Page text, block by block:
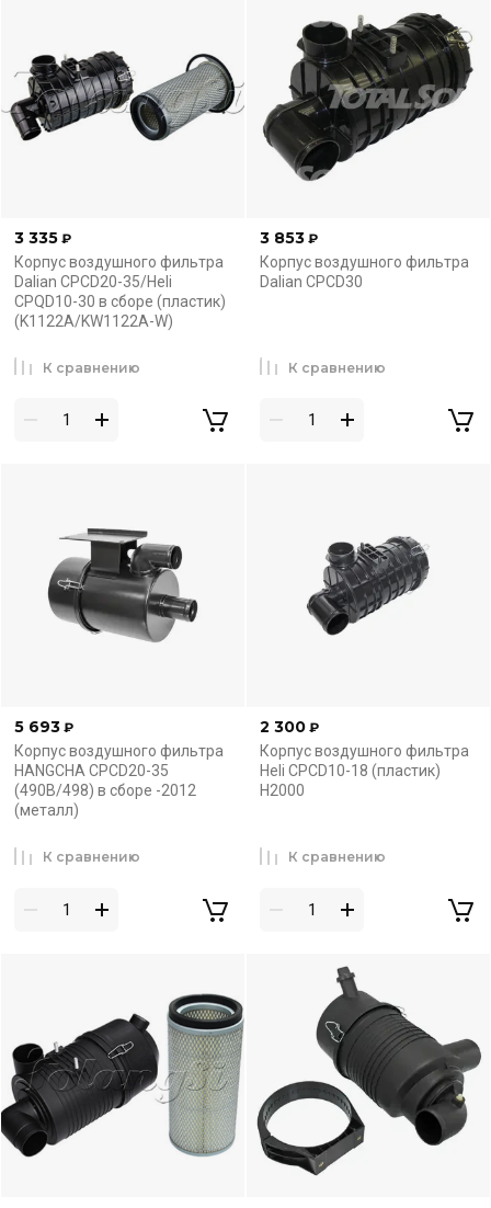
3 335 ₽
Корпус воздушного фильтра
Dalian CPCD20-35/Heli
CPQD10-30 в сборе (пластик)
(K1122A/KW1122A-W)
К сравнению
3 853 ₽
Корпус воздушного фильтра
Dalian CPCD30
К сравнению
5 693 ₽
Корпус воздушного фильтра
HANGCHA CPCD20-35
(490B/498) в сборе -2012
(металл)
К сравнению
2 300 ₽
Корпус воздушного фильтра
Heli CPCD10-18 (пластик)
H2000
К сравнению